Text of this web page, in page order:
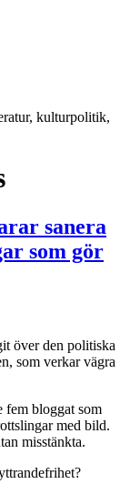
kulturpolitik,
sanera
som gör
över den politiska
som verkar vägra
fem bloggat som
med bild.
misstänkta.